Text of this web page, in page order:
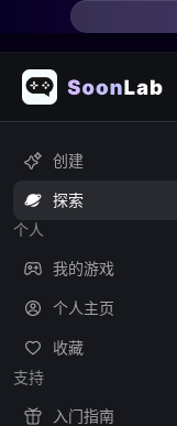
创建
探索
个人
我的游戏
个人主页
收藏
支持
入门指南